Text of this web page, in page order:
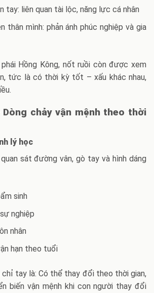
tay: liên quan tài lộc, năng lực cá nhân
thân mình: phản ánh phúc nghiệp và gia
Hồng Kông, nốt ruồi còn được xem
tức là có thời kỳ tốt – xấu khác nhau,
chảy vận mệnh theo thời
lý học
sát đường vân, gò tay và hình dáng
sinh
nghiệp
nhân
hạn theo tuổi
tay là: Có thể thay đổi theo thời gian,
biến vận mệnh khi con người thay đổi